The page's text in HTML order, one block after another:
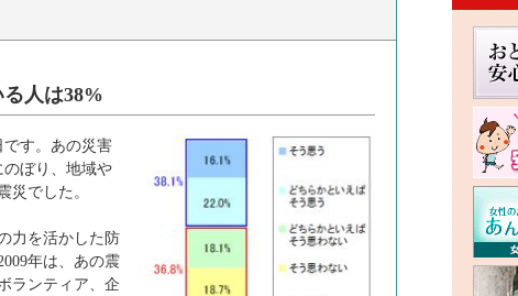
人は38%
す。あの災害
ぼり、地域や
災でした。
力を活かした防
年は、あの震
ランティア、企